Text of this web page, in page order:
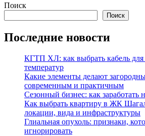
Поиск
Поиск
Последние новости
КГТП ХЛ: как выбрать кабель для
температур
Какие элементы делают
современным и практичным
Сезонный бизнес: как заработать
Как выбрать квартиру в ЖК
локации, вида и инфраструктуры
Глиальная опухоль: признаки,
игнорировать